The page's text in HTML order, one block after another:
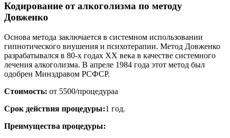
Кодирование от алкоголизма по методу
Довженко
Основа метода заключается в системном использовании
гипнотического внушения и психотерапии. Метод Довженко
разрабатывался в 80-х годах ХХ века в качестве системного
лечения алкоголизма. В апреле 1984 года этот метод был
одобрен Минздравом РСФСР.
Стоимость: от 5500/процедураа
Срок действия процедуры:1 год.
Преимущества процедуры: